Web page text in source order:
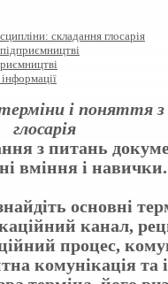
складання глосарія
і поняття з
глосарія
з питань
вміння і навички.
основні
канал,
процес,
комунікація та